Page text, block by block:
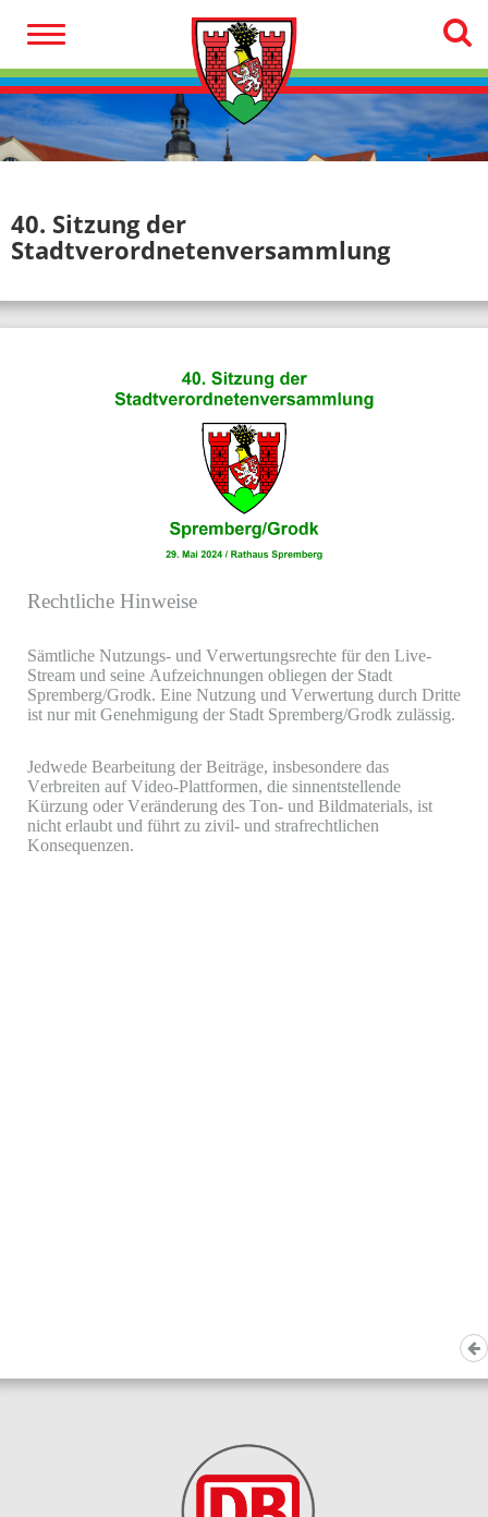
40. Sitzung der
Stadtverordnetenversammlung
Rechtliche Hinweise
Sämtliche Nutzungs- und Verwertungsrechte für den Live-
Stream und seine Aufzeichnungen obliegen der Stadt
Spremberg/Grodk. Eine Nutzung und Verwertung durch Dritte
ist nur mit Genehmigung der Stadt Spremberg/Grodk zulässig.
Jedwede Bearbeitung der Beiträge, insbesondere das
Verbreiten auf Video-Plattformen, die sinnentstellende
Kürzung oder Veränderung des Ton- und Bildmaterials, ist
nicht erlaubt und führt zu zivil- und strafrechtlichen
Konsequenzen.